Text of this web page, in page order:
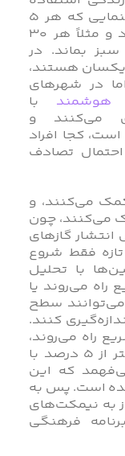
می‌کنند. تصور کنید یک چراغ راهنمایی که هر ۵
ثانیه تعداد ماشین‌ها را می‌شمارد و مثلاً هر ۳۰
بماند. در
هستند،
در شهرهای
هوشمند با
می‌کنند و
کجا افراد
تصادف
می‌کنند، و
می‌کنند، چون
گازهای
تازه فقط شروع
با تحلیل
راه می‌روند یا
سطح
کنند.
افراد سریع راه می‌روند،
چشم‌هایشان به زمین است و کمتر از ۵ درصد با
که این
شده است. پس به
به نیمکت‌های
فرهنگی